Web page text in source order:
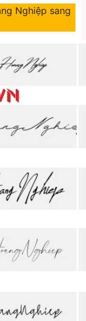
Nghiệp sang